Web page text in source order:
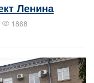
Ленина
1868